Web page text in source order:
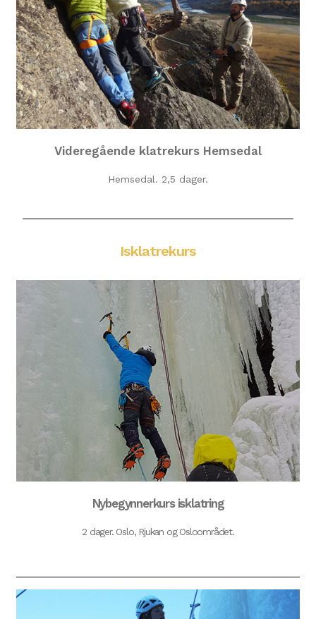
Videregående klatrekurs Hemsedal
Hemsedal. 2,5 dager.
Isklatrekurs
Nybegynnerkurs isklatring
2 dager. Oslo, Rjukan og Osloområdet.